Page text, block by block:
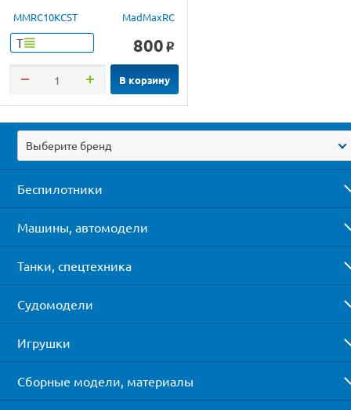
MMRC10KCST MadMaxRC
Т 800 o
В корзину
Выберите бренд
Беспилотники
Машины, автомодели
Танки, спецтехника
Судомодели
Игрушки
Сборные модели, материалы